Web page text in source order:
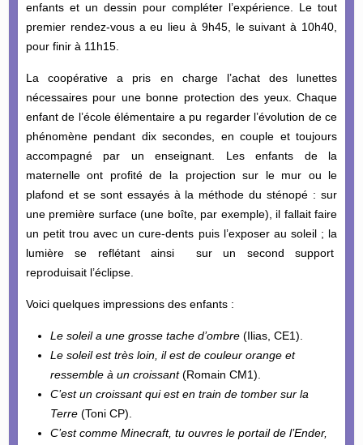
enfants et un dessin pour compléter l’expérience. Le tout
premier rendez-vous a eu lieu à 9h45, le suivant à 10h40,
pour finir à 11h15.
La coopérative a pris en charge l’achat des lunettes
nécessaires pour une bonne protection des yeux. Chaque
enfant de l’école élémentaire a pu regarder l’évolution de ce
phénomène pendant dix secondes, en couple et toujours
accompagné par un enseignant. Les enfants de la
maternelle ont profité de la projection sur le mur ou le
plafond et se sont essayés à la méthode du sténopé : sur
une première surface (une boîte, par exemple), il fallait faire
un petit trou avec un cure-dents puis l’exposer au soleil ; la
lumière se reflétant ainsi sur un second support
reproduisait l’éclipse.
Voici quelques impressions des enfants :
Le soleil a une grosse tache d’ombre(Ilias, CE1).
Le soleil est très loin, il est de couleur orange et
ressemble à un croissant(Romain CM1).
C’est un croissant qui est en train de tomber sur la
Terre(Toni CP).
C’est comme Minecraft, tu ouvres le portail de l’Ender,